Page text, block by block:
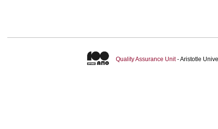
Quality Assurance Unit- Aristotle